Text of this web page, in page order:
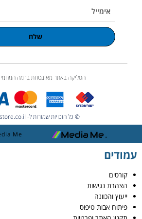
שלח
הסליקה באתר מאובטחת ברמה
© כל הזכויות שמורות ל- Hackstore.co.il
Me
עמודים
קורסים
הצהרת נגישות
ייעוץ והכוונה
פיתוח אבות טיפוס